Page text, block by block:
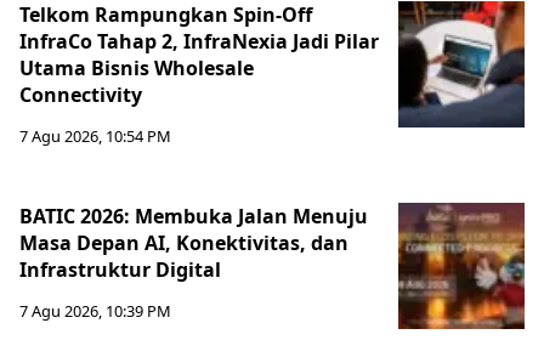
Telkom Rampungkan Spin-Off
InfraCo Tahap 2, InfraNexia Jadi Pilar
Utama Bisnis Wholesale
Connectivity
7 Agu 2026, 10:54 PM
BATIC 2026: Membuka Jalan Menuju
Masa Depan AI, Konektivitas, dan
Infrastruktur Digital
7 Agu 2026, 10:39 PM